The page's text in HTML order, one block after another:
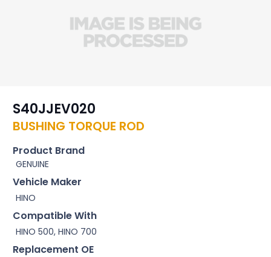
S40JJEV020
BUSHING TORQUE ROD
Product Brand
GENUINE
Vehicle Maker
HINO
Compatible With
HINO 500, HINO 700
Replacement OE